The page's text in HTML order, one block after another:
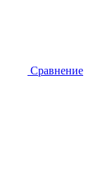
Сравнение